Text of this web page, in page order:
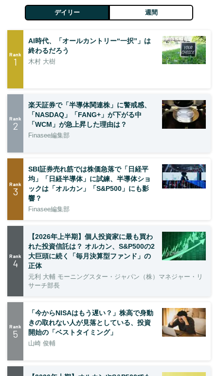
デイリー 週間
Rank
1
AI時代、「オールカントリー“一択”」は
終わるだろう
木村 大樹
Rank
2
楽天証券で「半導体関連株」に警戒感、
「NASDAQ」「FANG+」が下がる中
「WCM」が急上昇した理由は？
Finasee編集部
Rank
3
SBI証券売れ筋では株価急落で「日経平
均」「日経半導体」に試練、半導体ショ
ックは「オルカン」「S&P500」にも影
響？
Finasee編集部
Rank
4
【2026年上半期】個人投資家に最も買わ
れた投資信託は？ オルカン、S&P500の2
大巨頭に続く「毎月決算型ファンド」の
正体
元利 大輔 モーニングスター・ジャパン（株）マネジャー・リ
サーチ部長
Rank
5
「今からNISAはもう遅い？」株高で身動
きの取れない人が見落としている、投資
開始の「ベストタイミング」
山崎 俊輔